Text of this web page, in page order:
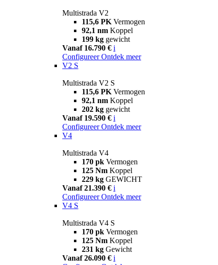
Multistrada V2
115,6 PK Vermogen
92,1 nm Koppel
199 kg gewicht
Vanaf 16.790 € i
Configureer Ontdek meer
V2 S
Multistrada V2 S
115,6 PK Vermogen
92,1 nm Koppel
202 kg gewicht
Vanaf 19.590 € i
Configureer Ontdek meer
V4
Multistrada V4
170 pk Vermogen
125 Nm Koppel
229 kg GEWICHT
Vanaf 21.390 € i
Configureer Ontdek meer
V4 S
Multistrada V4 S
170 pk Vermogen
125 Nm Koppel
231 kg Gewicht
Vanaf 26.090 € i